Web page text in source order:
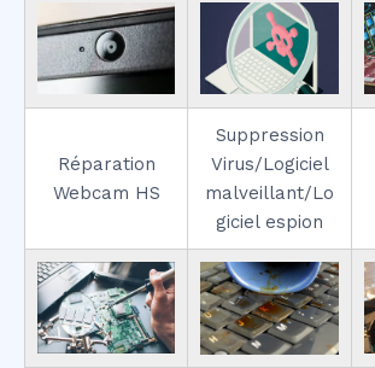
Réparation
Webcam HS
Suppression
Virus/Logiciel
malveillant/Lo
giciel espion